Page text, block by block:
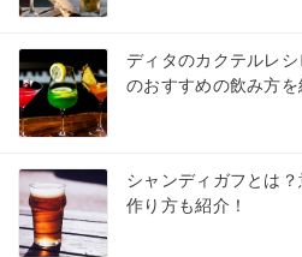
ディタのカクテルレ
のおすすめの飲み方を
シャンディガフとは
作り方も紹介！